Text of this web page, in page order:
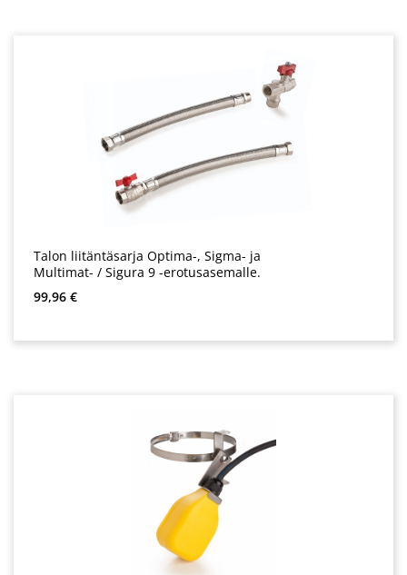
Talon liitäntäsarja Optima-, Sigma- ja
Multimat- / Sigura 9 -erotusasemalle.
Normaali hinta:
99,96 €